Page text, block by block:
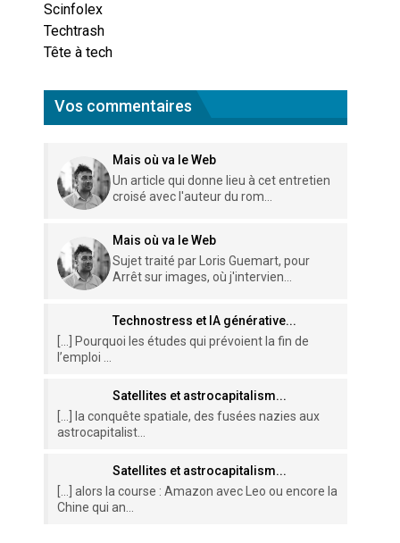
Scinfolex
Techtrash
Tête à tech
Vos commentaires
Mais où va le Web
Un article qui donne lieu à cet entretien
croisé avec l'auteur du rom...
Mais où va le Web
Sujet traité par Loris Guemart, pour
Arrêt sur images, où j'intervien...
Technostress et IA générative...
[…] Pourquoi les études qui prévoient la fin de
l’emploi ...
Satellites et astrocapitalism...
[…] la conquête spatiale, des fusées nazies aux
astrocapitalist...
Satellites et astrocapitalism...
[…] alors la course : Amazon avec Leo ou encore la
Chine qui an...